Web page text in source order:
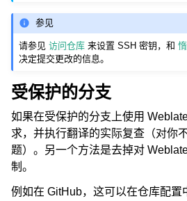
参见
请参见访问仓库 来设置 SSH 密钥，和
决定提交更改的信息。
受保护的分支
如果在受保护的分支上使用
求，并执行翻译的实际复查（对你
题）。另一个方法是去掉对
制。
例如在 GitHub，这可以在仓库配置